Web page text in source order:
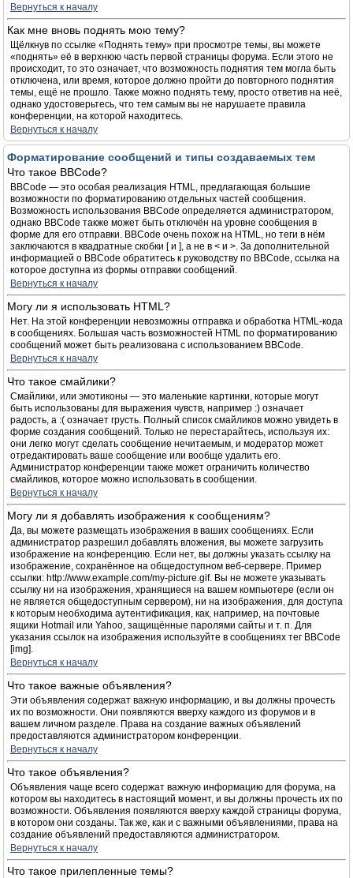
Вернуться к началу
Как мне вновь поднять мою тему?
Щёлкнув по ссылке «Поднять тему» при просмотре темы, вы можете
«поднять» её в верхнюю часть первой страницы форума. Если этого не
происходит, то это означает, что возможность поднятия тем могла быть
отключена, или время, которое должно пройти до повторного поднятия
темы, ещё не прошло. Также можно поднять тему, просто ответив на неё,
однако удостоверьтесь, что тем самым вы не нарушаете правила
конференции, на которой находитесь.
Вернуться к началу
Форматирование сообщений и типы создаваемых тем
Что такое BBCode?
BBCode — это особая реализация HTML, предлагающая большие
возможности по форматированию отдельных частей сообщения.
Возможность использования BBCode определяется администратором,
однако BBCode также может быть отключён на уровне сообщения в
форме для его отправки. BBCode очень похож на HTML, но теги в нём
заключаются в квадратные скобки [ и ], а не в < и >. За дополнительной
информацией о BBCode обратитесь к руководству по BBCode, ссылка на
которое доступна из формы отправки сообщений.
Вернуться к началу
Могу ли я использовать HTML?
Нет. На этой конференции невозможны отправка и обработка HTML-кода
в сообщениях. Большая часть возможностей HTML по форматированию
сообщений может быть реализована с использованием BBCode.
Вернуться к началу
Что такое смайлики?
Смайлики, или эмотиконы — это маленькие картинки, которые могут
быть использованы для выражения чувств, например :) означает
радость, а :( означает грусть. Полный список смайликов можно увидеть в
форме создания сообщений. Только не перестарайтесь, используя их:
они легко могут сделать сообщение нечитаемым, и модератор может
отредактировать ваше сообщение или вообще удалить его.
Администратор конференции также может ограничить количество
смайликов, которое можно использовать в сообщении.
Вернуться к началу
Могу ли я добавлять изображения к сообщениям?
Да, вы можете размещать изображения в ваших сообщениях. Если
администратор разрешил добавлять вложения, вы можете загрузить
изображение на конференцию. Если нет, вы должны указать ссылку на
изображение, сохранённое на общедоступном веб-сервере. Пример
ссылки: http://www.example.com/my-picture.gif. Вы не можете указывать
ссылку ни на изображения, хранящиеся на вашем компьютере (если он
не является общедоступным сервером), ни на изображения, для доступа
к которым необходима аутентификация, как, например, на почтовые
ящики Hotmail или Yahoo, защищённые паролями сайты и т. п. Для
указания ссылок на изображения используйте в сообщениях тег BBCode
[img].
Вернуться к началу
Что такое важные объявления?
Эти объявления содержат важную информацию, и вы должны прочесть
их по возможности. Они появляются вверху каждого из форумов и в
вашем личном разделе. Права на создание важных объявлений
предоставляются администратором конференции.
Вернуться к началу
Что такое объявления?
Объявления чаще всего содержат важную информацию для форума, на
котором вы находитесь в настоящий момент, и вы должны прочесть их по
возможности. Объявления появляются вверху каждой страницы форума,
в котором они созданы. Так же, как и с важными объявлениями, права на
создание объявлений предоставляются администратором.
Вернуться к началу
Что такое прилепленные темы?